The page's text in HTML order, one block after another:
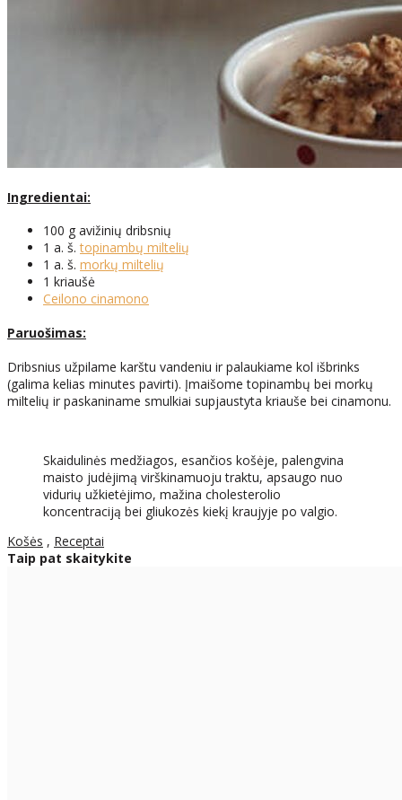
Ingredientai:
100 g avižinių dribsnių
1 a. š.topinambų miltelių
1 a. š. morkų miltelių
1 kriaušė
Ceilono cinamono
Paruošimas:
Dribsnius užpilame karštu vandeniu ir palaukiame kol išbrinks
(galima kelias minutes pavirti). Įmaišome topinambų bei morkų
miltelių ir paskaniname smulkiai supjaustyta kriauše bei cinamonu.
Skaidulinės medžiagos, esančios košėje, palengvina
maisto judėjimą virškinamuoju traktu, apsaugo nuo
vidurių užkietėjimo, mažina cholesterolio
koncentraciją bei gliukozės kiekį kraujyje po valgio.
Košės , Receptai
Taip pat skaitykite